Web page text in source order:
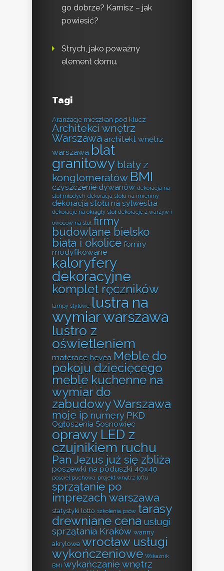
go dobrze? Karnisz – jak
powiesić?
Strych, jako poważny
element domu.
Tagi
Aranżacje mieszkań pod klucz
Architekci wnętrz
Warszawa architekt wnętrz
warszawa blat
granitowy blaty z
konglomeratów BMI
czyszczenie dywanów dekoracja na
stół młodych dekoracja stołu na imieniny
dekoracja stołu na sylwestra
dekoracje na okrągły stół dekoracje z warzyw i
owoców na stół firmy
budowlane bielsko
biała i okolice forniry
modyfikowane
kaloryfery
dekoracyjne
komplet ręczników
lampy stylowe lustra na
wymiar warszawa
lustro z
oświetleniem
materace hevea Meble do
pokoju dziecięcego
meble kuchenne na
wymiar do
zabudowy Warszawa
moje ip numery PKD
Ogłoszenia Sosnowiec
oprawy LED z
czujnikiem ruchu
Pan Jezus już się zbliża
poszewki na poduszki 40x40
pościel puchowa projekt wnętrz loftu
sprzątanie po
imprezach warszawa
statystyki lotto szkolenia psów tarasy
drewniane cena usługi
sprzątania Kraków wanny
akrylowe wrocław usługi
wykończeniowe Wskaźnik
BMI wykańczanie wnętrz